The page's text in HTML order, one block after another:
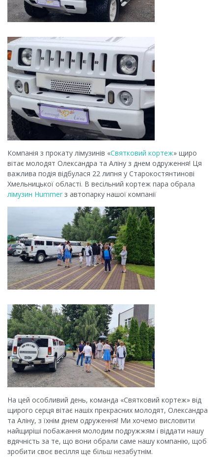
Компанія з прокату лімузинів «Святковий кортеж» щиро
вітає молодят Олександра та Аліну з днем одруження! Ця
важлива подія відбулася 22 липня у Старокостянтинові
Хмельницької області. В весільний кортеж пара обрала
лімузин Hummer з автопарку нашої компанії
На цей особливий день, команда «Святковий кортеж» від
щирого серця вітає нашіх прекрасних молодят, Олександра
та Аліну, з їхнім днем одруження! Ми хочемо висловити
найщиріші побажання молодим подружжям і віддати нашу
вдячність за те, що вони обрали саме нашу компанію, щоб
зробити своє весілля ще більш незабутнім.